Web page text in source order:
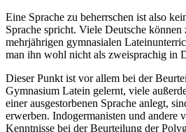
Eine Sprache zu beherrschen ist also
Sprache spricht. Viele Deutsche können
mehrjährigen gymnasialen
man ihn wohl nicht als zweisprachig in
Dieser Punkt ist vor allem bei der
Gymnasium Latein gelernt, viele
einer ausgestorbenen Sprache anlegt,
erwerben. Indogermanisten und andere
Kenntnisse bei der Beurteilung der